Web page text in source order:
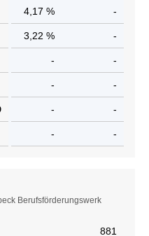
4,17 % -
3,22 % -
- -
- -
- -
- -
Berufsförderungswerk
881